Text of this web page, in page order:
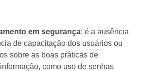
em segurança: é a ausência
de capacitação dos usuários ou
sobre as boas práticas de
como uso de senhas